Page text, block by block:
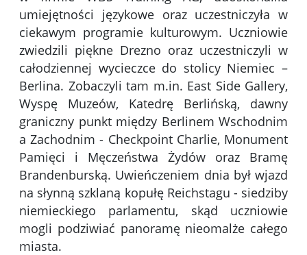
umiejętności językowe oraz uczestniczyła w
ciekawym programie kulturowym. Uczniowie
zwiedzili piękne Drezno oraz uczestniczyli w
całodziennej wycieczce do stolicy Niemiec –
Berlina. Zobaczyli tam m.in. East Side Gallery,
Wyspę Muzeów, Katedrę Berlińską, dawny
graniczny punkt między Berlinem Wschodnim
a Zachodnim - Checkpoint Charlie, Monument
Pamięci i Męczeństwa Żydów oraz Bramę
Brandenburską. Uwieńczeniem dnia był wjazd
na słynną szklaną kopułę Reichstagu - siedziby
niemieckiego parlamentu, skąd uczniowie
mogli podziwiać panoramę nieomalże całego
miasta.